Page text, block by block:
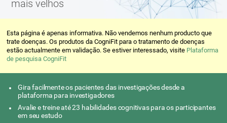
mais velhos
Esta página é apenas informativa. Não vendemos nenhum producto que
trate doenças. Os produtos da CogniFit para o tratamento de doenças
estão actualmente em validação. Se estiver interessado, visite Plataforma
de pesquisa CogniFit
Gira facilmente os pacientes das investigações desde a
plataforma para investigadores
Avalie e treine até 23 habilidades cognitivas para os participantes
em seu estudo